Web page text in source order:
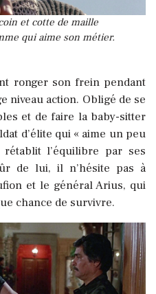
et cotte de maille
qui aime son métier.
ronger son frein pendant
niveau action. Obligé de se
et de faire la baby-sitter
d’élite qui « aime un peu
l’équilibre par ses
de lui, il n’hésite pas à
et le général Arius, qui
chance de survivre.